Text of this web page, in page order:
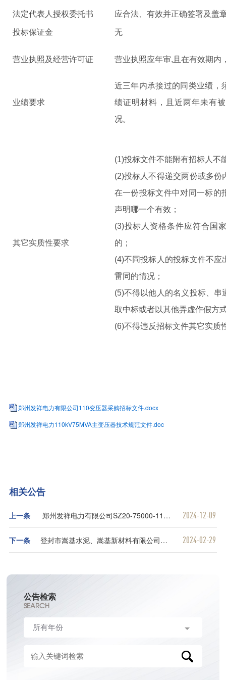
法定代表人授权委托书 应合法、有效并正确签署及盖
投标保证金 无
营业执照及经营许可证 营业执照应年审,且在有效期内
业绩要求
近三年内承接过的同类业绩，
绩证明材料 ，且近两年未有
况。
其它实质性要求
(1)投标文件不能附有招标人不
(2)投标人不得递交两份或多份
在一份投标文件中对同一标的
声明哪一个有效 ；
(3)投标人资格条件应符合国
的；
(4)不同投标人的投标文件不应
雷同的情况；
(5)不得以他人的名义投标、串
取中标或者以其他弄虚作假方
(6)不得违反招标文件其它实质
郑州发祥电力有限公司110变压器采购招标文件.docx
郑州发祥电力110kV75MVA主变压器技术规范文件.doc
相关公告
上一条 郑州发祥电力有限公司SZ20-75000-110/35变压器低压侧预制舱成套高压开关柜采购项目 2024-12-09
下一条 登封市嵩基水泥、嵩基新材料有限公司大宗原燃材料招标公告 2024-02-29
公告检索
SEARCH